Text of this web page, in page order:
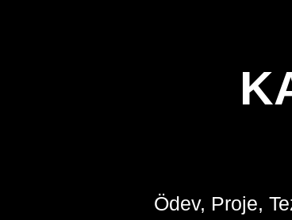
Ödev, Proje,